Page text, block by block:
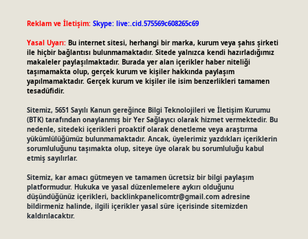
Reklam ve İletişim: Skype: live:.cid.575569c608265c69
Yasal Uyarı: Bu internet sitesi, herhangi bir marka, kurum veya şahıs şirketi
ile hiçbir bağlantısı bulunmamaktadır. Sitede yalnızca kendi hazırladığımız
makaleler paylaşılmaktadır. Burada yer alan içerikler haber niteliği
taşımamakta olup, gerçek kurum ve kişiler hakkında paylaşım
yapılmamaktadır. Gerçek kurum ve kişiler ile isim benzerlikleri tamamen
tesadüfidir.
Sitemiz, 5651 Sayılı Kanun gereğince Bilgi Teknolojileri ve İletişim Kurumu
(BTK) tarafından onaylanmış bir Yer Sağlayıcı olarak hizmet vermektedir. Bu
nedenle, sitedeki içerikleri proaktif olarak denetleme veya araştırma
yükümlülüğümüz bulunmamaktadır. Ancak, üyelerimiz yazdıkları içeriklerin
sorumluluğunu taşımakta olup, siteye üye olarak bu sorumluluğu kabul
etmiş sayılırlar.
Sitemiz, kar amacı gütmeyen ve tamamen ücretsiz bir bilgi paylaşım
platformudur. Hukuka ve yasal düzenlemelere aykırı olduğunu
düşündüğünüz içerikleri, backlinkpanelicomtr@gmail.comadresine
bildirmeniz halinde, ilgili içerikler yasal süre içerisinde sitemizden
kaldırılacaktır.